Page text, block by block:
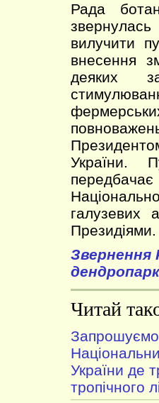
Рада
вилучити
внесення
деяких
України.
галузевих
Президіями.
Звернення
Читай
Запрошуємо
України де
тропічного